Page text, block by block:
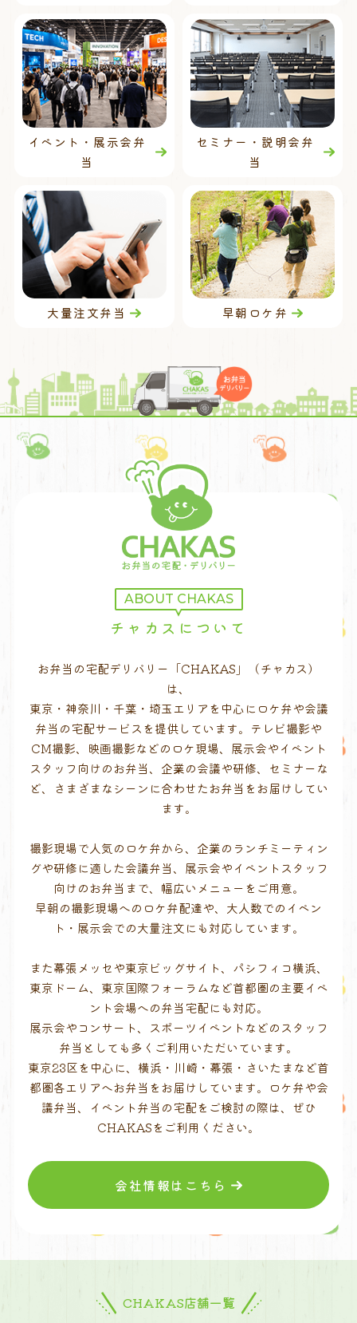
イベント・展示会弁
当
セミナー・説明会弁
当
大量注文弁当 早朝ロケ弁
ABOUT CHAKAS
チャカスについて
お弁当の宅配デリバリー「CHAKAS」（チャカス）
は、
東京・神奈川・千葉・埼玉エリアを中心にロケ弁や会議
弁当の宅配サービスを提供しています。テレビ撮影や
CM撮影、映画撮影などのロケ現場、展示会やイベント
スタッフ向けのお弁当、企業の会議や研修、セミナーな
ど、さまざまなシーンに合わせたお弁当をお届けしてい
ます。
撮影現場で人気のロケ弁から、企業のランチミーティン
グや研修に適した会議弁当、展示会やイベントスタッフ
向けのお弁当まで、幅広いメニューをご用意。
早朝の撮影現場へのロケ弁配達や、大人数でのイベン
ト・展示会での大量注文にも対応しています。
また幕張メッセや東京ビッグサイト、パシフィコ横浜、
東京ドーム、東京国際フォーラムなど首都圏の主要イベ
ント会場への弁当宅配にも対応。
展示会やコンサート、スポーツイベントなどのスタッフ
弁当としても多くご利用いただいています。
東京23区を中心に、横浜・川崎・幕張・さいたまなど首
都圏各エリアへお弁当をお届けしています。ロケ弁や会
議弁当、イベント弁当の宅配をご検討の際は、ぜひ
CHAKASをご利用ください。
会社情報はこちら
CHAKAS店舗一覧